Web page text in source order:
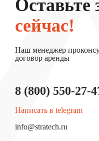
Оставьте
сейчас!
Наш менеджер
договор аренды
8 (800) 550-27-
Написать в telegram
info@stratech.ru